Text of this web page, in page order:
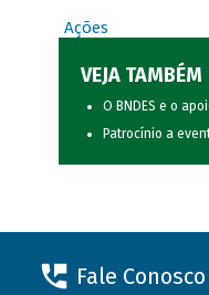
Ações
VEJA TAMBÉM
O BNDES e o
Patrocínio a
Fale Conosco